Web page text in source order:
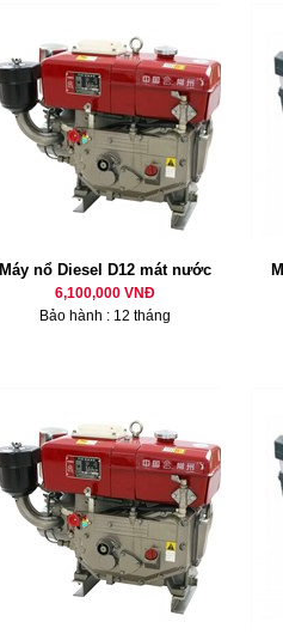
Máy nổ Diesel D12 mát nước
6,100,000 VNĐ
Bảo hành : 12 tháng